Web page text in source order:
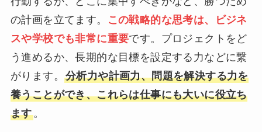
の計画を立てます。
この戦略的な思考は、ビジネ
スや学校でも非常に重要です。プロジェクトをど
う進めるか、長期的な目標を設定する力などに繋
がります。 分析力や計画力、問題を解決する力を
養うことができ、これらは仕事にも大いに役立ち
ます。